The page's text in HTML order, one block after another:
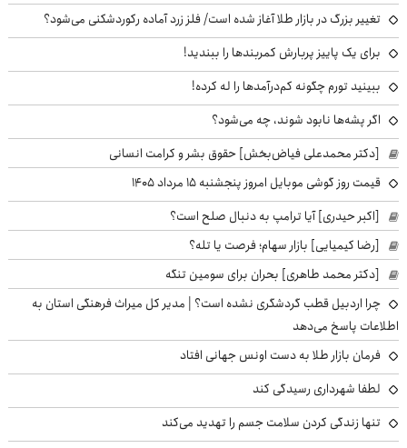
تغییر بزرگ در بازار طلا آغاز شده است/ فلز زرد آماده رکوردشکنی می‌شود؟
برای یک پاییز پربارش کمربندها را ببندید!
ببینید تورم چگونه کم‌درآمدها را له کرده!
اگر پشه‌ها نابود شوند، چه می‌شود؟
[دکتر محمدعلی فیاض‌بخش] حقوق بشر و کرامت انسانی
قیمت روز گوشی موبایل امروز پنجشنبه ۱۵ مرداد ۱۴۰۵
[اکبر حیدری] آیا ترامپ به دنبال صلح است؟
[رضا کیمیایی] بازار سهام؛ فرصت یا تله؟
[دکتر محمد طاهری] بحران برای سومین تنگه
چرا اردبیل قطب گردشگری نشده است؟ | مدیر کل میراث فرهنگی استان به
اطلاعات پاسخ می‌دهد
فرمان بازار طلا به دست اونس جهانی افتاد
لطفا شهرداری رسیدگی کند
تنها زندگی کردن سلامت جسم را تهدید می‌کند